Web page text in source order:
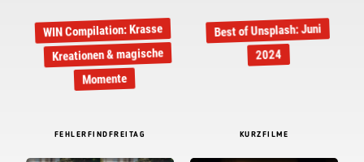
WIN Compilation: Krasse
Kreationen & magische
Momente
Best of Unsplash: Juni
2024
FEHLERFINDFREITAG KURZFILME